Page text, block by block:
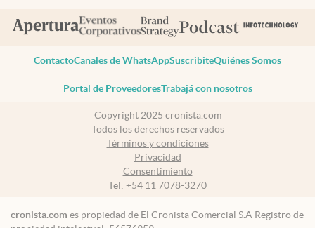
ContactoCanales de WhatsAppSuscribiteQuiénes Somos
Portal de ProveedoresTrabajá con nosotros
Copyright 2025 cronista.com
Todos los derechos reservados
Términos y condiciones
Privacidad
Consentimiento
Tel: +54 11 7078-3270
cronista.com es propiedad de El Cronista Comercial S.A Registro de